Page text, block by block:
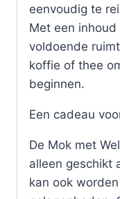
eenvoudig te
Met een
voldoende
koffie of thee
beginnen.
Een cadeau
De Mok met
alleen geschikt
kan ook